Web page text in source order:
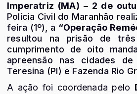
Imperatriz (MA) – 2 de
Polícia Civil do Maranhão
feira (1º), a “Operação
resultou na prisão de
cumprimento de oito
apreensão nas cidades
Teresina (PI) e Fazenda Rio
A ação foi coordenada pelo